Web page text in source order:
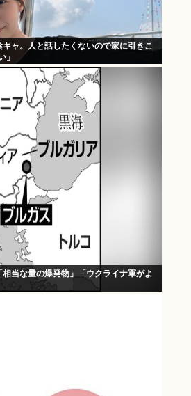
ャ。人と話したくないので家に引きこ
」
当な量の爆発物」「ウクライナ軍がよ